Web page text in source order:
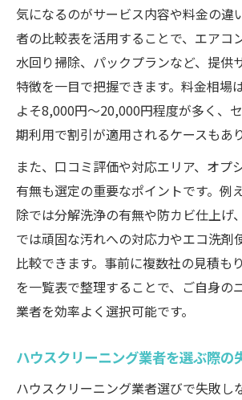
追加料金が発生しやすいケ
岡山市南区郡で評判の清掃を実
ハウスクリーニング岡山お
比較表
口コミで高評価が集まる理
満足度アップのための依頼ポ
岡山市南区郡で人気の清掃
家族が安心できる清掃依頼の
コストとサービスを見極めるチ
岡山のハウスクリーニング料
安さだけで選ばないための
サービス内容と費用のバラン
納得のいく選択をするため
信頼できる業者を選ぶための実
気になるのがサービス内容や料金の違
者の比較表を活用することで、エアコ
水回り掃除、パックプランなど、提供
特徴を一目で把握できます。料金相場
よそ8,000円〜20,000円程度が多く、
期利用で割引が適用されるケースもあり
また、口コミ評価や対応エリア、オプ
有無も選定の重要なポイントです。例
除では分解洗浄の有無や防カビ仕上げ
では頑固な汚れへの対応力やエコ洗剤
比較できます。事前に複数社の見積も
を一覧表で整理することで、ご自身の
業者を効率よく選択可能です。
ハウスクリーニング業者を選ぶ際の
ハウスクリーニング業者選びで失敗し